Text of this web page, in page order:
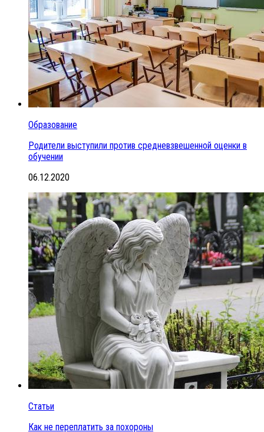
Образование
Родители выступили против средневзвешенной оценки в
обучении
06.12.2020
Статьи
Как не переплатить за похороны